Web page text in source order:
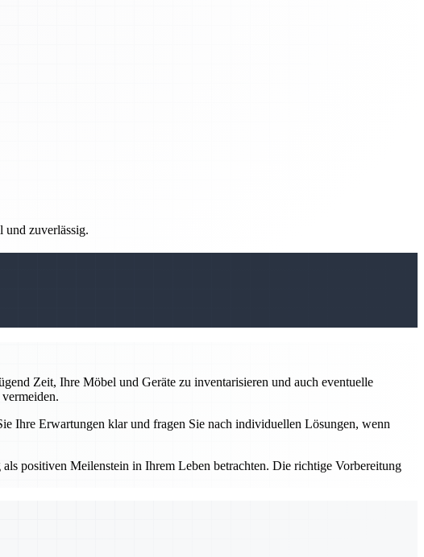
und zuverlässig.
Zeit, Ihre Möbel und Geräte zu inventarisieren und auch eventuelle
Ihre Erwartungen klar und fragen Sie nach individuellen Lösungen, wenn
positiven Meilenstein in Ihrem Leben betrachten. Die richtige Vorbereitung